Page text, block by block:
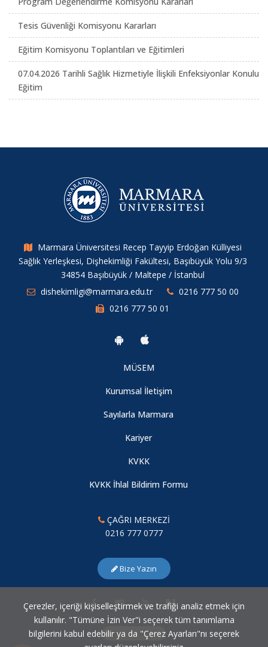
Tesis Güvenliği Komisyonu Kararları
Eğitim Komisyonu Toplantıları ve Eğitimleri
07.04.2026 Tarihli Sağlık Hizmetiyle İlişkili Enfeksiyonlar Konulu
Eğitim
Marmara Üniversitesi Recep Tayyip Erdoğan Külliyesi
Sağlık Yerleşkesi, Dişhekimliği Fakültesi, Başıbüyük Yolu 9/3
34854 Başıbüyük / Maltepe / İstanbul
dishekimligi@marmara.edu.tr
0216 777 50 00
0216 777 50 01
MÜSEM
Kurumsal İletişim
Sayılarla Marmara
Kariyer
KVKK
KVKK İhlal Bildirim Formu
ÇAĞRI MERKEZİ
0216 777 0777
Bize Yazın
Çerez Ayarları
Çerezler, içeriği kişiselleştirmek ve trafiği analiz etmek için
kullanılır. "Tümüne İzin Ver"i seçerek tüm tanımlama
bilgilerini kabul edebilir ya da "Çerez Ayarları"nı seçerek